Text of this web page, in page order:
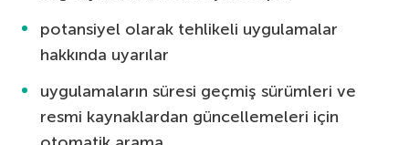
potansiyel olarak tehlikeli uygulamalar
hakkında uyarılar
uygulamaların süresi geçmiş sürümleri ve
resmi kaynaklardan güncellemeleri için